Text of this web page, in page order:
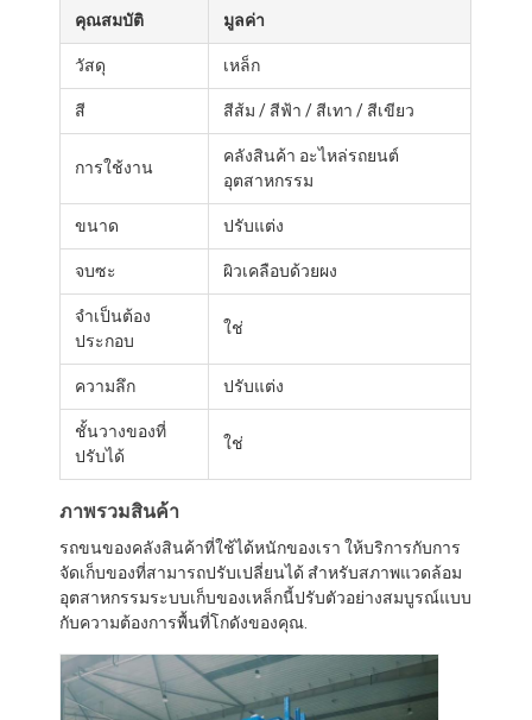
คุณสมบัติ มูลค่า
วัสดุ เหล็ก
สี สีส้ม / สีฟ้า / สีเทา / สีเขียว
การใช้งาน
คลังสินค้า อะไหล่รถยนต์
อุตสาหกรรม
ขนาด ปรับแต่ง
จบซะ ผิวเคลือบด้วยผง
จําเป็นต้อง
ประกอบ
ใช่
ความลึก ปรับแต่ง
ชั้นวางของที่
ปรับได้
ใช่
ภาพรวมสินค้า
รถขนของคลังสินค้าที่ใช้ได้หนักของเรา ให้บริการกับการ
จัดเก็บของที่สามารถปรับเปลี่ยนได้ สําหรับสภาพแวดล้อม
อุตสาหกรรมระบบเก็บของเหล็กนี้ปรับตัวอย่างสมบูรณ์แบบ
กับความต้องการพื้นที่โกดังของคุณ.